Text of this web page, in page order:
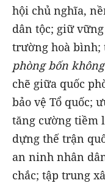
hội chủ nghĩa,
dân tộc; giữ
trường hoà bình;
phòng bốn không
chẽ giữa quốc
bảo vệ Tổ quốc;
tăng cường tiềm
dựng thế trận
an ninh nhân
chắc; tập trung